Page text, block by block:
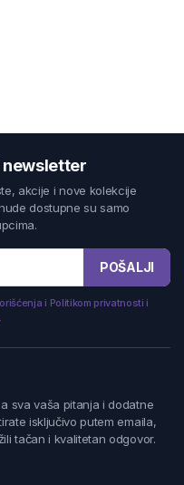
newsletter
akcije i nove kolekcije
dostupne su samo
POŠALJI
i Politikom privatnosti i
sva vaša pitanja i dodatne
isključivo putem emaila,
tačan i kvalitetan odgovor.